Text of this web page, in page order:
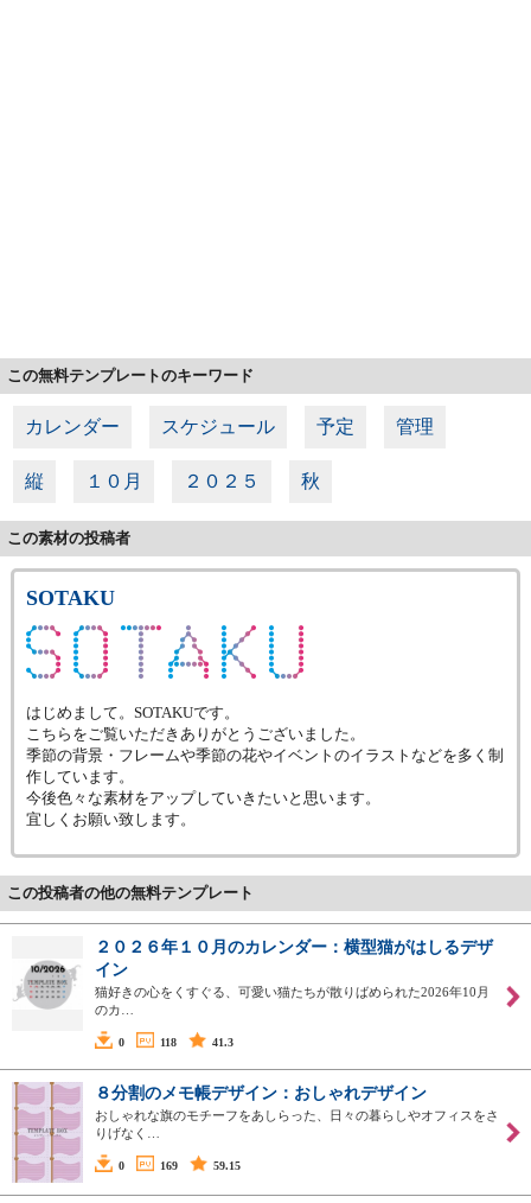
この無料テンプレートのキーワード
カレンダー スケジュール 予定 管理
縦 １０月 ２０２５ 秋
この素材の投稿者
SOTAKU
はじめまして。SOTAKUです。
こちらをご覧いただきありがとうございました。
季節の背景・フレームや季節の花やイベントのイラストなどを多く制
作しています。
今後色々な素材をアップしていきたいと思います。
宜しくお願い致します。
この投稿者の他の無料テンプレート
２０２６年１０月のカレンダー：横型猫がはしるデザ
イン
猫好きの心をくすぐる、可愛い猫たちが散りばめられた2026年10月
のカ…
0 118 41.3
８分割のメモ帳デザイン：おしゃれデザイン
おしゃれな旗のモチーフをあしらった、日々の暮らしやオフィスをさ
りげなく…
0 169 59.15